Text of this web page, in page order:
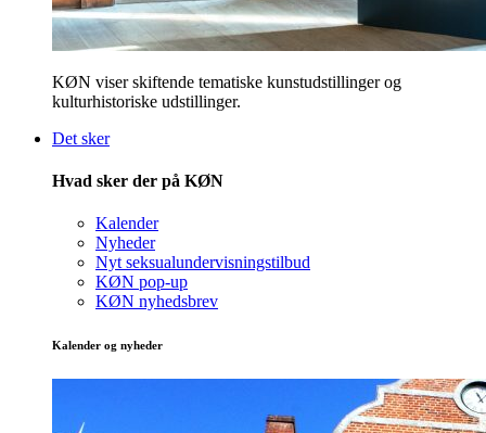
KØN viser skiftende tematiske kunstudstillinger og
kulturhistoriske udstillinger.
Det sker
Hvad sker der på KØN
Kalender
Nyheder
Nyt seksualundervisningstilbud
KØN pop-up
KØN nyhedsbrev
Kalender og nyheder